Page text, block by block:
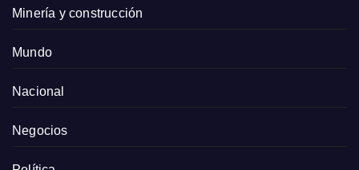
Minería y construcción
Mundo
Nacional
Negocios